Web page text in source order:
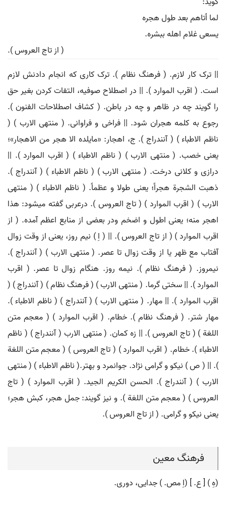
لما أتاهم بعد طول هجره
یسعی غلام اهله ببشره.
( از تاج العروس ).
|| ترک کار لازم. ( فرهنگ نظام ). ترک کاری که انجام دادنش لازم
است. ( اقرب الموارد ). || در اصطلاح صوفیه، التفات کردن بغیر حق
را گویند چه در ظاهر و چه در باطن. ( کشاف اصطلاحات الفنون ).
رجوع به کلمه هجران شود. || فراخی و فراوانی. ( منتهی الارب ) (
ناظم الاطباء ) ( آنندراج ). ج، اهجار: «مایلده الا هجر من الاهجار»؛
یعنی خصب. ( منتهی الارب ) ( ناظم الاطباء ) ( اقرب الموارد ). ||
درازی و کلانی درخت. ( منتهی الارب ) ( ناظم الاطباء ) ( آنندراج ).
ذهبت الشجرة هجراً؛ یعنی طولا و عظماً. ( ناظم الاطباء ) ( منتهی
الارب ) ( اقرب الموارد ) ( تاج العروس ). درعربی گفته میشود: هذا
اهجر منه؛ یعنی اطول و اضخم ودر بعضی از منابع اعظم آمده. ( از
اقرب الموارد ) ( از تاج العروس ). || ( اِ ) نیم روز، یعنی از وقت زوال
آفتاب مع ظهر یا از وقت زوال تا عصر. ( منتهی الارب ) ( آنندراج ).
نیمروز. ( فرهنگ نظام ). نیمه روز. هنگام زوال تا عصر. ( اقرب
الموارد ). || سختی گرما. ( منتهی الارب ) ( فرهنگ نظام ) ( آنندراج ) (
اقرب الموارد ). || مهار. ( منتهی الارب ) ( آنندراج ) ( ناظم الاطباء ).
مهار شتر. ( فرهنگ نظام ). خطام. ( اقرب الموارد ) ( معجم متن
اللغة ) ( تاج العروس ). || زه کمان. ( منتهی الارب ( آنندراج ) ( ناظم
الاطباء ). خطام. ( اقرب الموارد ) ( تاج العروس ) ( معجم متن اللغة
). || ( ص ) نیکو و گرامی نژاد. جوانمرد و بهتر.( ناظم الاطباء ) ( منتهی
الارب ) ( آنندراج ). الحسن الکریم الجید. ( اقرب الموارد ) ( تاج
العروس ) ( معجم متن اللغة ). و نیز گویند: جمل هجر، کبش هجر؛
یعنی نیکو و گرامی. ( از تاج العروس ).
فرهنگ معین
(هِ ) [ ع. ] (اِ مص. ) جدایی، دوری.